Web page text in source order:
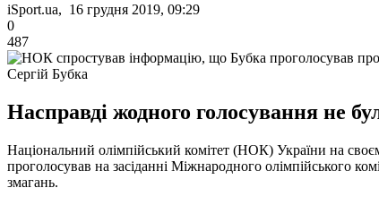
iSport.ua, 16 грудня 2019, 09:29
0
487
Сергій Бубка
Насправді жодного голосування не
Національний олімпійський комітет (НОК) України на
проголосував на засіданні Міжнародного олімпійського
змагань.